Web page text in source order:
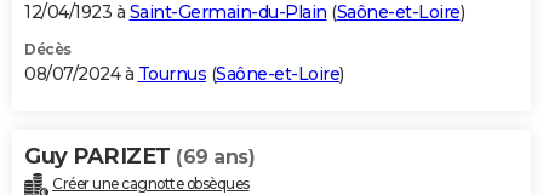
12/04/1923 à Saint-Germain-du-Plain (Saône-et-Loire)
Décès
08/07/2024 à Tournus (Saône-et-Loire)
Guy PARIZET (69 ans)
Créer une cagnotte obsèques